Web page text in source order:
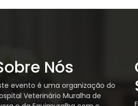
Nós
evento é uma organização do
Veterinário Muralha de